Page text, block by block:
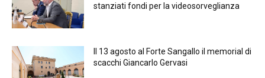
stanziati fondi per la videosorveglianza
Il 13 agosto al Forte Sangallo il memorial di
scacchi Giancarlo Gervasi